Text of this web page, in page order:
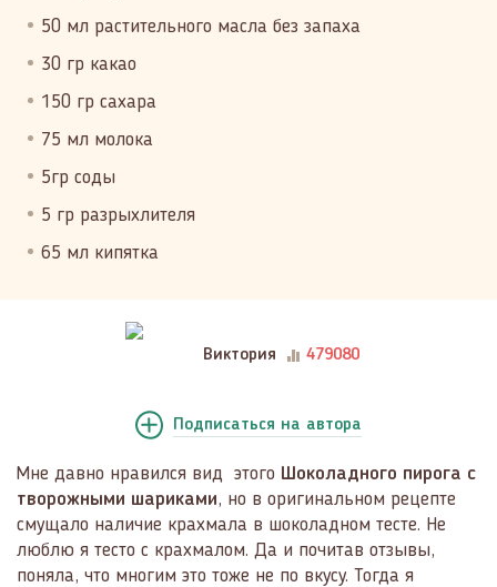
50 мл растительного масла без запаха
30 гр какао
150 гр сахара
75 мл молока
5гр соды
5 гр разрыхлителя
65 мл кипятка
Виктория 479080
Подписаться на автора
Мне давно нравился вид этого Шоколадного пирога с
творожными шариками, но в оригинальном рецепте
смущало наличие крахмала в шоколадном тесте. Не
люблю я тесто с крахмалом. Да и почитав отзывы,
поняла, что многим это тоже не по вкусу. Тогда я